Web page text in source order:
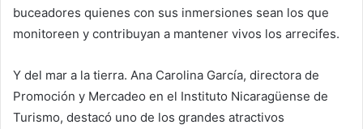
buceadores quienes con sus inmersiones sean los que
monitoreen y contribuyan a mantener vivos los arrecifes.
Y del mar a la tierra. Ana Carolina García, directora de
Promoción y Mercadeo en el Instituto Nicaragüense de
Turismo, destacó uno de los grandes atractivos